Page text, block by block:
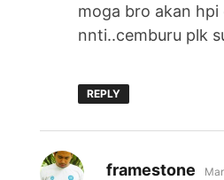
moga bro akan hpi
nnti..cemburu plk
REPLY
framestone